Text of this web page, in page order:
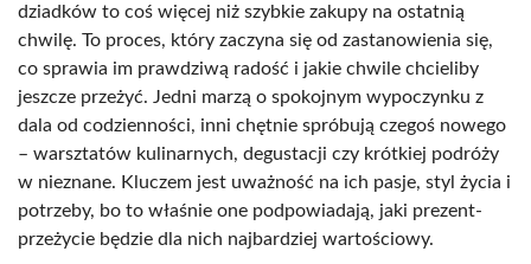
dziadków to coś więcej niż szybkie zakupy na ostatnią
chwilę. To proces, który zaczyna się od zastanowienia się,
co sprawia im prawdziwą radość i jakie chwile chcieliby
jeszcze przeżyć. Jedni marzą o spokojnym wypoczynku z
dala od codzienności, inni chętnie spróbują czegoś nowego
– warsztatów kulinarnych, degustacji czy krótkiej podróży
w nieznane. Kluczem jest uważność na ich pasje, styl życia i
potrzeby, bo to właśnie one podpowiadają, jaki prezent-
przeżycie będzie dla nich najbardziej wartościowy.